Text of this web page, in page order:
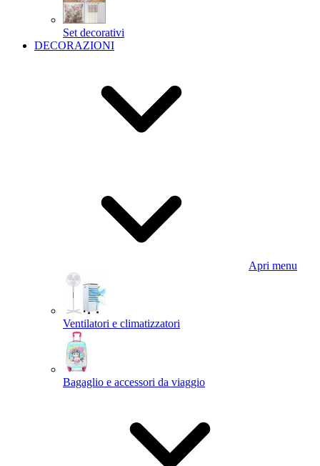
Set decorativi
DECORAZIONI
Apri menu
Ventilatori e climatizzatori
Bagaglio e accessori da viaggio